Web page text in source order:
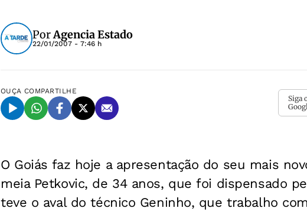
PorAgencia Estado
22/01/2007 - 7:46 h
OUÇA COMPARTILHE
Siga
O Goiás faz hoje a apresentação do seu mais
meia Petkovic, de 34 anos, que foi dispensado
teve o aval do técnico Geninho, que trabalho